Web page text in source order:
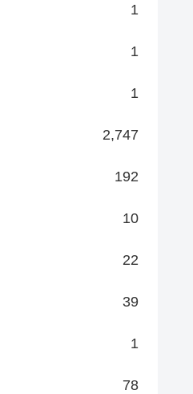
1
1
1
2,747
192
10
22
39
1
78